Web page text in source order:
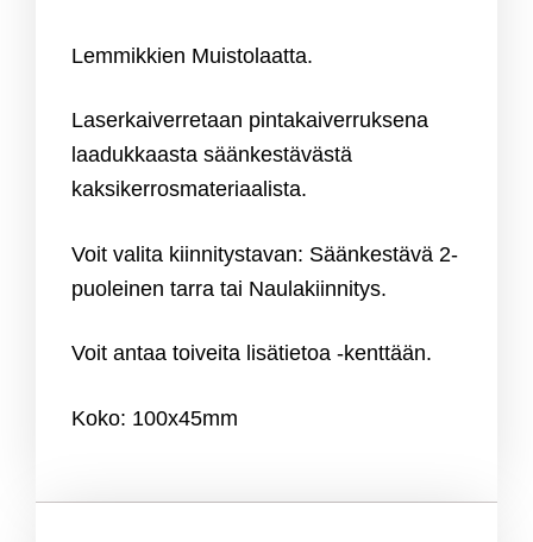
Lemmikkien Muistolaatta.
Laserkaiverretaan pintakaiverruksena
laadukkaasta säänkestävästä
kaksikerrosmateriaalista.
Voit valita kiinnitystavan: Säänkestävä 2-
puoleinen tarra tai Naulakiinnitys.
Voit antaa toiveita lisätietoa -kenttään.
Koko: 100x45mm